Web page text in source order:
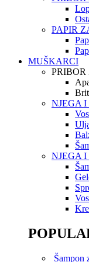
PAPIR
MUŠKARCI
PRIBOR
NJEGA
NJEGA
Šampon